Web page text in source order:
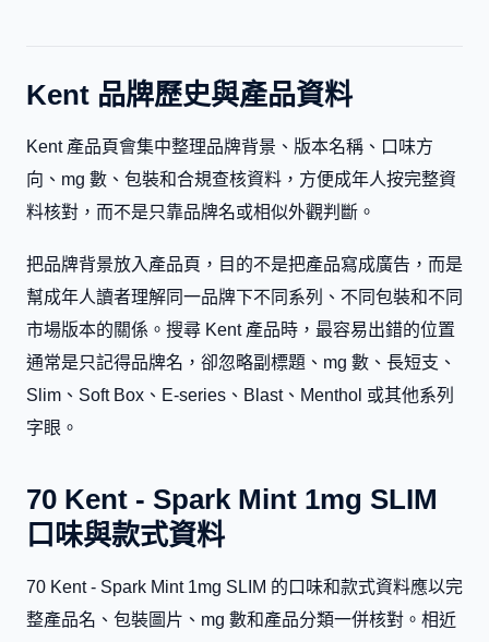
Kent 品牌歷史與產品資料
Kent 產品頁會集中整理品牌背景、版本名稱、口味方
向、mg 數、包裝和合規查核資料，方便成年人按完整資
料核對，而不是只靠品牌名或相似外觀判斷。
把品牌背景放入產品頁，目的不是把產品寫成廣告，而是
幫成年人讀者理解同一品牌下不同系列、不同包裝和不同
市場版本的關係。搜尋 Kent 產品時，最容易出錯的位置
通常是只記得品牌名，卻忽略副標題、mg 數、長短支、
Slim、Soft Box、E-series、Blast、Menthol 或其他系列
字眼。
70 Kent - Spark Mint 1mg SLIM
口味與款式資料
70 Kent - Spark Mint 1mg SLIM 的口味和款式資料應以完
整產品名、包裝圖片、mg 數和產品分類一併核對。相近